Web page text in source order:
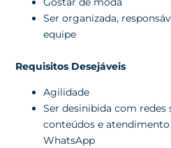
Ser organizada,
equipe
Requisitos Desejáveis
Agilidade
Ser desinibida com redes
conteúdos e
WhatsApp